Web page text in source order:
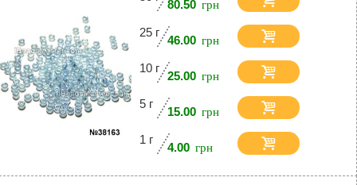
80.50
25 г
46.00
10 г
25.00
5 г
15.00
1 г
4.00